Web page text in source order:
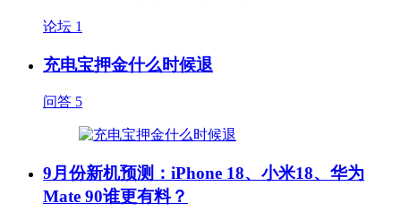
论坛 1
充电宝押金什么时候退
问答 5
9月份新机预测：iPhone 18、小米18、华为
Mate 90谁更有料？